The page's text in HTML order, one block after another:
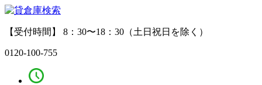
【受付時間】 8：30〜18：30（土日祝日を除く）
0120-100-755